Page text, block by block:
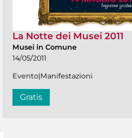
La Notte dei Musei 2011
Musei in Comune
14/05/2011
Evento|Manifestazioni
Gratis